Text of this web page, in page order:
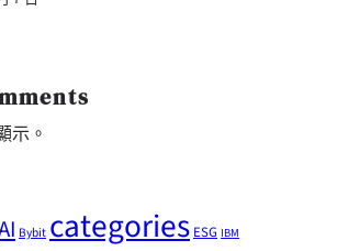
示。
Bybitcategories ESG IBM